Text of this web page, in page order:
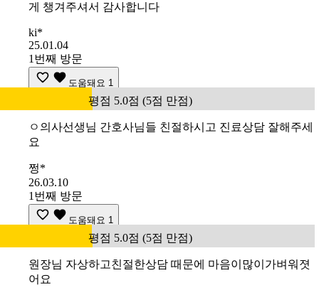
게 챙겨주셔서 감사합니다
ki*
25.01.04
1번째 방문
도움돼요 1
평점 5.0점 (5점 만점)
ㅇ의사선생님 간호사님들 친절하시고 진료상담 잘해주세
요
쩡*
26.03.10
1번째 방문
도움돼요 1
평점 5.0점 (5점 만점)
원장님 자상하고친절한상담 때문에 마음이많이가벼워졋
어요